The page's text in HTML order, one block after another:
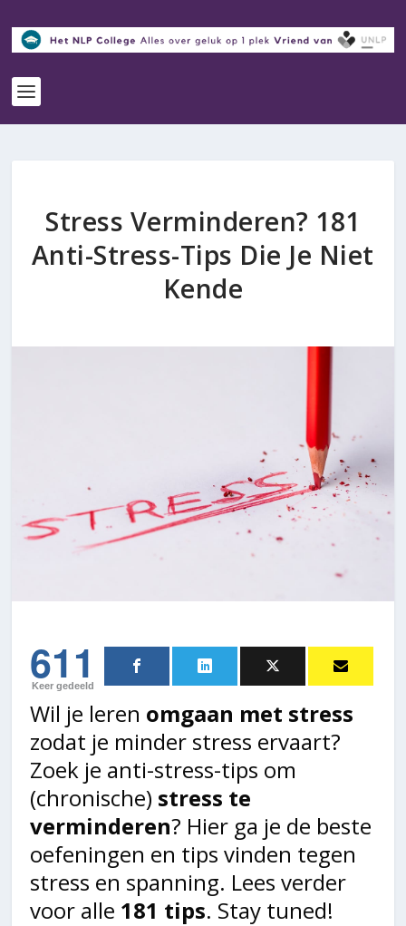
Stress Verminderen? 181
Anti-Stress-Tips Die Je Niet
Kende
611
Keer gedeeld
Wil je leren omgaan met stress
zodat je minder stress ervaart?
Zoek je anti-stress-tips om
(chronische) stress te
verminderen? Hier ga je de beste
oefeningen en tips vinden tegen
stress en spanning. Lees verder
voor alle 181 tips. Stay tuned!